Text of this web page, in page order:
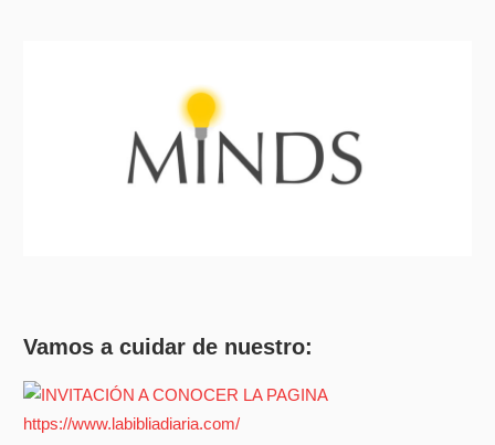
Vamos a cuidar de nuestro: